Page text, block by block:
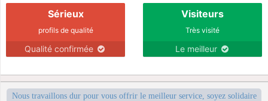
Sérieux
profils de qualité
Qualité confirmée
Visiteurs
Très visité
Le meilleur
Nous travaillons dur pour vous offrir le meilleur service, soyez solidaire